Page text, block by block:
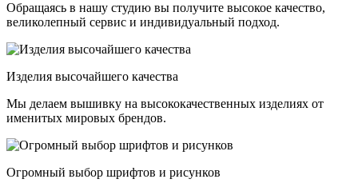
Обращаясь в нашу студию вы получите высокое качество,
великолепный сервис и индивидуальный подход.
Изделия высочайшего качества
Мы делаем вышивку на высококачественных изделиях от
именитых мировых брендов.
Огромный выбор шрифтов и рисунков